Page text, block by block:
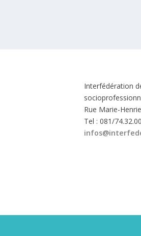
Interfédération
Rue Marie-
Tel : 081/